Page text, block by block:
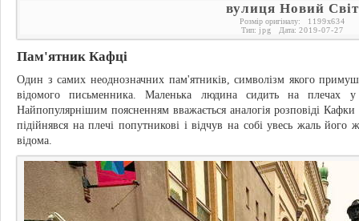
вулиця Новий Світ
Розмір оригіналу: 1199x634
Тип: jpg Дата: 2019-07-27
Пам'ятник Кафці
Один з самих неоднозначних пам'ятників, символізм якого
відомого письменника. Маленька людина сидить на плечах
Найпопулярнішим поясненням вважається аналогія розповіді
підійнявся на плечі попутникові і відчув на собі увесь жаль його
відома.